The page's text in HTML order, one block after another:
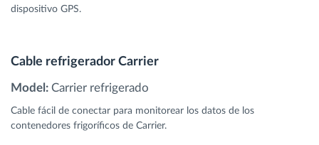
dispositivo GPS.
Cable refrigerador Carrier
Model: Carrier refrigerado
Cable fácil de conectar para monitorear los datos de los
contenedores frigoríficos de Carrier.